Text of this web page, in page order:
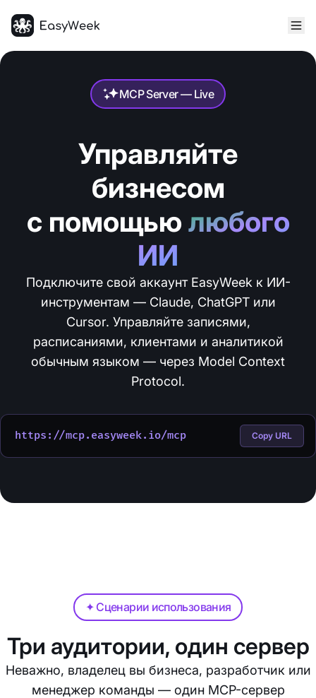
MCP Server — Live
Управляйте
бизнесом
с помощью любого
ИИ
Подключите свой аккаунт EasyWeek к ИИ-
инструментам — Claude, ChatGPT или
Cursor. Управляйте записями,
расписаниями, клиентами и аналитикой
обычным языком — через Model Context
Protocol.
https://mcp.easyweek.io/mcp Copy URL
✦ Сценарии использования
Три аудитории, один сервер
Неважно, владелец вы бизнеса, разработчик или
менеджер команды — один MCP-сервер